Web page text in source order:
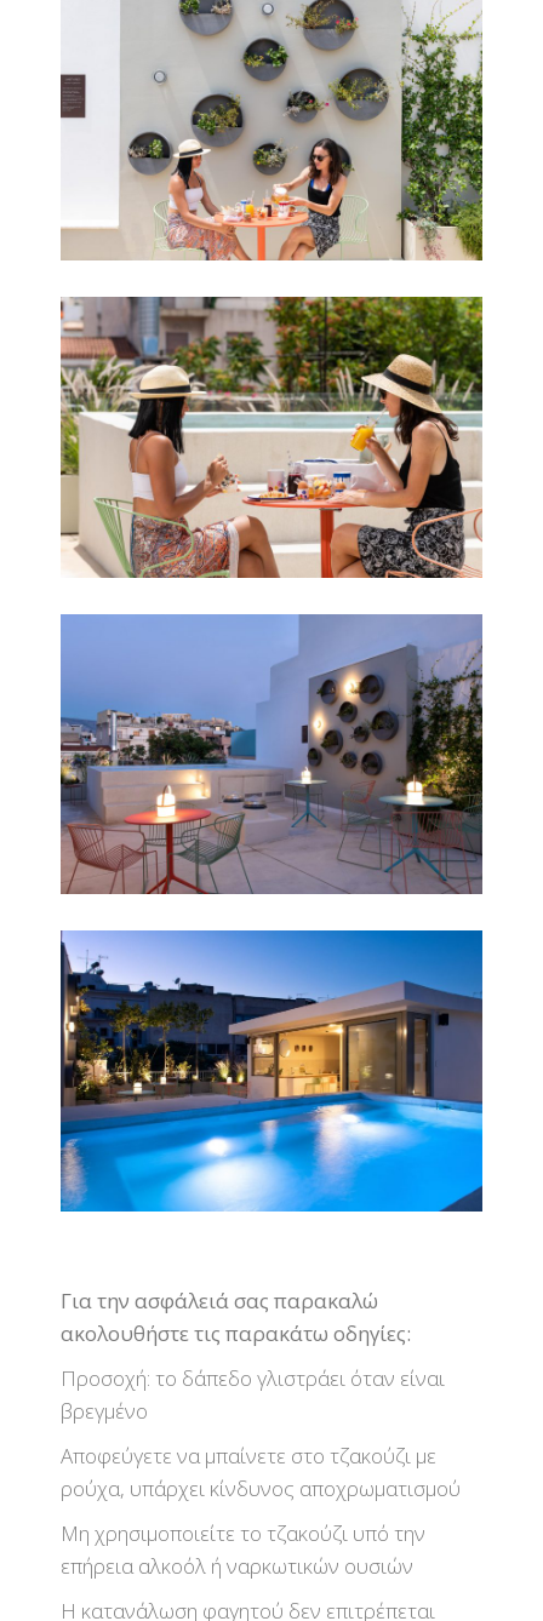
Για την ασφάλειά σας παρακαλώ
ακολουθήστε τις παρακάτω οδηγίες:
Προσοχή: το δάπεδο γλιστράει όταν είναι
βρεγμένο
Αποφεύγετε να μπαίνετε στο τζακούζι με
ρούχα, υπάρχει κίνδυνος αποχρωματισμού
Μη χρησιμοποιείτε το τζακούζι υπό την
επήρεια αλκοόλ ή ναρκωτικών ουσιών
Η κατανάλωση φαγητού δεν επιτρέπεται